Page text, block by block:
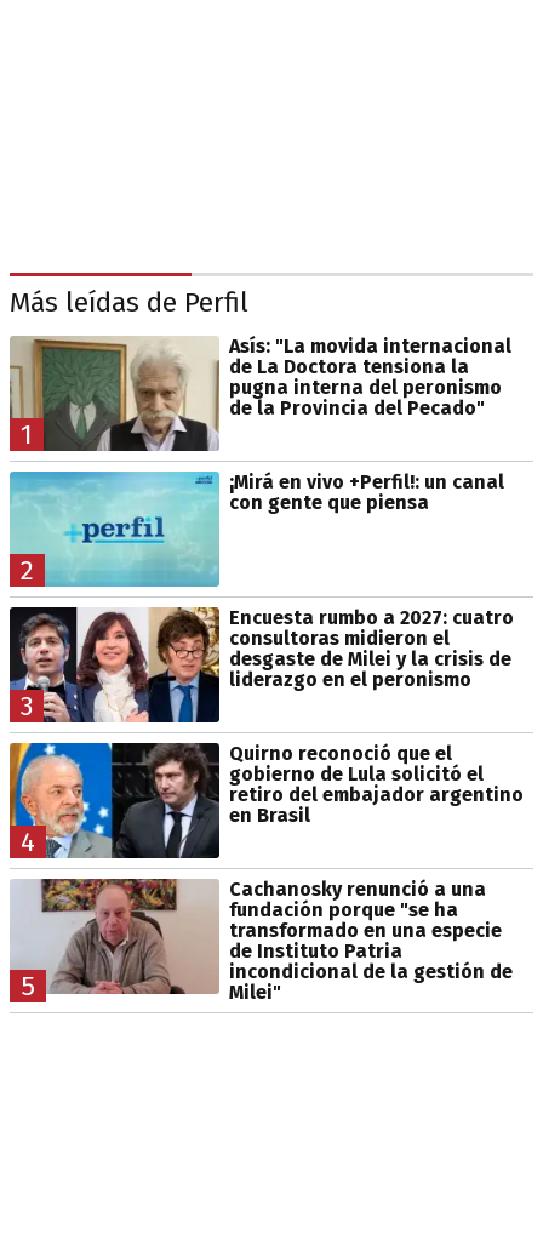
Más leídas de Perfil
1
Asís: "La movida internacional
de La Doctora tensiona la
pugna interna del peronismo
de la Provincia del Pecado"
2
¡Mirá en vivo +Perfil!: un canal
con gente que piensa
3
Encuesta rumbo a 2027: cuatro
consultoras midieron el
desgaste de Milei y la crisis de
liderazgo en el peronismo
4
Quirno reconoció que el
gobierno de Lula solicitó el
retiro del embajador argentino
en Brasil
5
Cachanosky renunció a una
fundación porque "se ha
transformado en una especie
de Instituto Patria
incondicional de la gestión de
Milei"